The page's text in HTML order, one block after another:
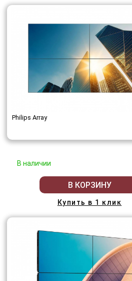
Philips Array
В наличии
В КОРЗИНУ
Купить в 1 клик